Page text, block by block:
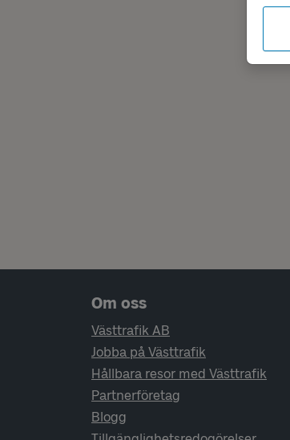
Sidfotsnavigering
Om oss
Västtrafik AB
Jobba på Västtrafik
Hållbara resor med Västtrafik
Partnerföretag
Blogg